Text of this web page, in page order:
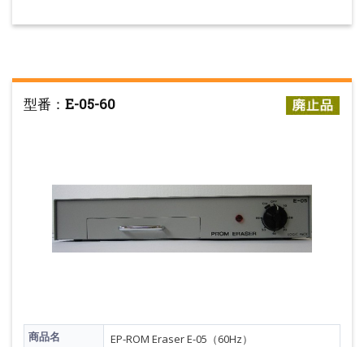
型番： E-05-60
商品名
EP-ROM Eraser E-05（60Hz）